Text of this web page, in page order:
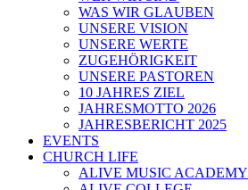
WAS WIR GLAUBEN
UNSERE VISION
UNSERE WERTE
ZUGEHÖRIGKEIT
UNSERE PASTOREN
10 JAHRES ZIEL
JAHRESMOTTO 2026
JAHRESBERICHT 2025
EVENTS
CHURCH LIFE
ALIVE MUSIC ACADEMY